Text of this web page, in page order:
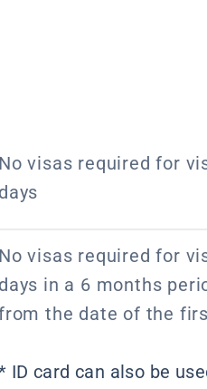
No visas required for
days
No visas required for
days in a 6 months
the date of the
ID card can also be